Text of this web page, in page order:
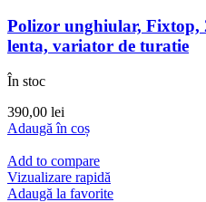
Polizor unghiular, Fixtop,
lenta, variator de turatie
În stoc
390,00 lei
Adaugă în coș
Add to compare
Vizualizare rapidă
Adaugă la favorite